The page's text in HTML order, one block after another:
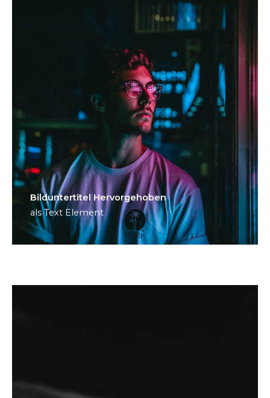
Bild­unter­titel Hervorgehoben
als Text Element